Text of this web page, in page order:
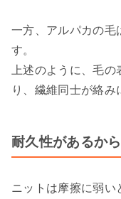
一方、アルパカの毛
す。
上述のように、毛
り、繊維同士が絡み
耐久性があるから
ニットは摩擦に弱い